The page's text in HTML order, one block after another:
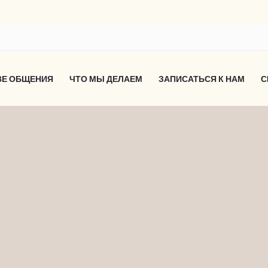
ОБЩЕНИЯ ЧТО МЫ ДЕЛАЕМ ЗАПИСАТЬСЯ К НАМ